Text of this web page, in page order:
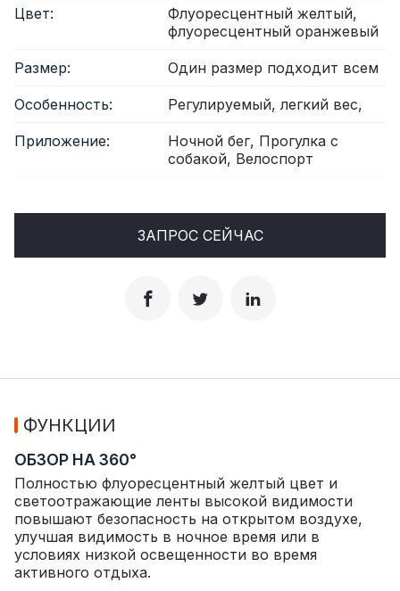
Цвет:
Флуоресцентный желтый,
флуоресцентный оранжевый
Размер: Один размер подходит всем
Особенность: Регулируемый, легкий вес,
Приложение:
Ночной бег, Прогулка с
собакой, Велоспорт
ЗАПРОС СЕЙЧАС
ФУНКЦИИ
ОБЗОР НА 360°
Полностью флуоресцентный желтый цвет и
светоотражающие ленты высокой видимости
повышают безопасность на открытом воздухе,
улучшая видимость в ночное время или в
условиях низкой освещенности во время
активного отдыха.